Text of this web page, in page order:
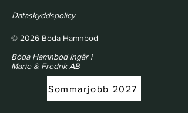
Dataskyddspolicy
© 2026 Böda Hamnbod
Böda Hamnbod ingår i
Marie & Fredrik AB
Sommarjobb 2027